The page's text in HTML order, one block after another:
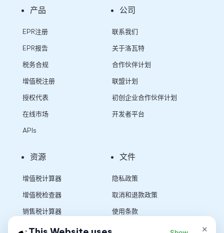
产品
EPR注册
EPR报告
税务合规
增值税注册
授权代表
在线市场
APIs
公司
联系我们
关于洛瓦特
合作伙伴计划
联盟计划
初创企业合作伙伴计划
开发者平台
资源
增值税计算器
增值税检查器
销售税计算器
文件
隐私政策
取消和退款政策
使用条款
×